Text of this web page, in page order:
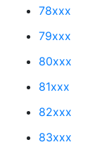
78xxx
79xxx
80xxx
81xxx
82xxx
83xxx